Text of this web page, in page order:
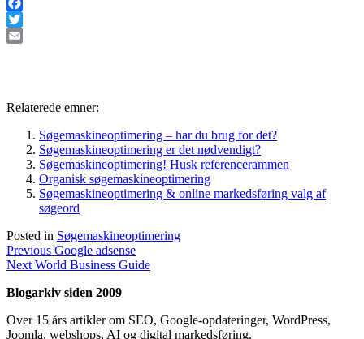
Facebook
Twitter
Relaterede emner:
Søgemaskineoptimering – har du brug for det?
Søgemaskineoptimering er det nødvendigt?
Søgemaskineoptimering! Husk referencerammen
Organisk søgemaskineoptimering
Søgemaskineoptimering & online markedsføring valg af
søgeord
Posted in Søgemaskineoptimering
Indlægsnavigation
Previous Previous
post:
Google adsense
Next Next
World Business Guide
Blogarkiv siden 2009
Over 15 års artikler om SEO, Google-opdateringer, WordPress,
Joomla, webshops, AI og digital markedsføring.